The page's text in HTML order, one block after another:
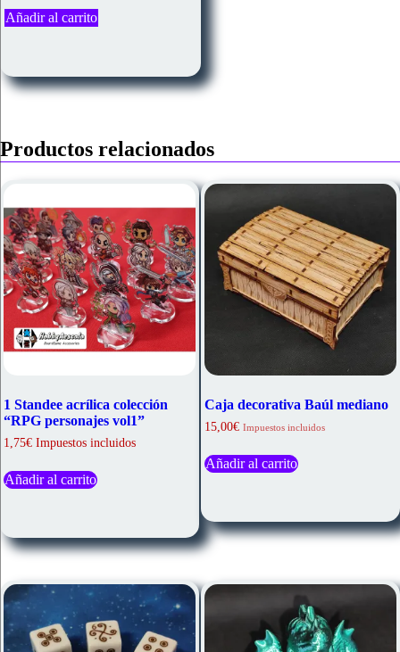
Añadir al carrito
Productos relacionados
1 Standee acrílica colección
“RPG personajes vol1”
1,75€ Impuestos incluidos
Añadir al carrito
Caja decorativa Baúl mediano
15,00€ Impuestos incluidos
Añadir al carrito